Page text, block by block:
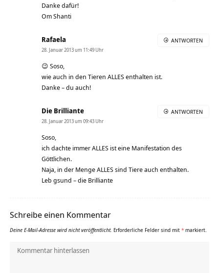
Danke dafür!
Om Shanti
Rafaela
28. Januar 2013 um 11:49 Uhr
😉 Soso,
wie auch in den Tieren ALLES enthalten ist.
Danke – du auch!
ANTWORTEN
Die Brilliante
28. Januar 2013 um 09:43 Uhr
Soso,
ich dachte immer ALLES ist eine Manifestation des
Göttlichen.
Naja, in der Menge ALLES sind Tiere auch enthalten.
Leb gsund – die Brilliante
ANTWORTEN
Schreibe einen Kommentar
Deine E-Mail-Adresse wird nicht veröffentlicht. Erforderliche Felder sind mit * markiert.